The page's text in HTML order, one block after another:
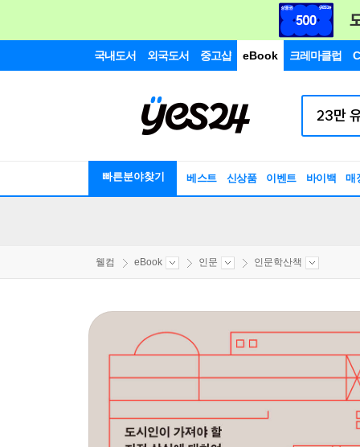
국내도서 외국도서 중고샵 eBook 크레마클럽
빠른분야찾기 베스트 신상품 이벤트 바이백 매
웰컴 eBook 인문 인문학산책